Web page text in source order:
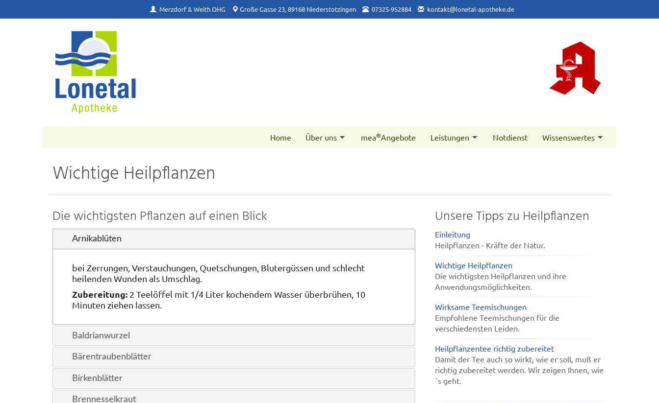
Merzdorf & Weith OHG Große Gasse 23, 89168 Niederstotzingen 07325-952884 kontakt@lonetal-apotheke.de
Home Über uns mea®Angebote Leistungen Notdienst Wissenswertes
Wichtige Heilpflanzen
Die wichtigsten Pflanzen auf einen Blick
Arnikablüten
bei Zerrungen, Verstauchungen, Quetschungen, Blutergüssen und schlecht
heilenden Wunden als Umschlag.
Zubereitung:2 Teelöffel mit 1/4 Liter kochendem Wasser überbrühen, 10
Minuten ziehen lassen.
Baldrianwurzel
Bärentraubenblätter
Birkenblätter
Brennesselkraut
Unsere Tipps zu Heilpflanzen
Einleitung
Heilpflanzen - Kräfte der Natur.
Wichtige Heilpflanzen
Die wichtigsten Heilpflanzen und ihre
Anwendungsmöglichkeiten.
Wirksame Teemischungen
Empfohlene Teemischungen für die
verschiedensten Leiden.
Heilpflanzentee richtig zubereitet
Damit der Tee auch so wirkt, wie er soll, muß er
richtig zubereitet werden. Wir zeigen Ihnen, wie
´s geht.